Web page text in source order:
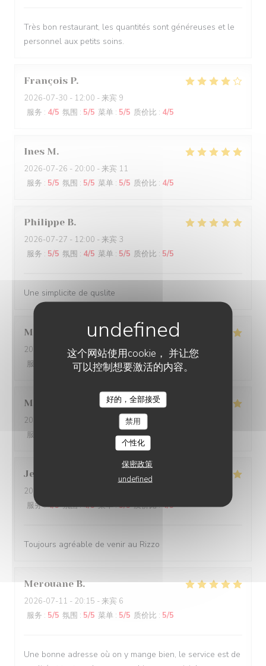
这个网站使用cookie， 并让您
可以控制想要激活的内容。
好的，全部接受
禁用
个性化
保密政策
undefined
Très bon restaurant, les quantités sont généreuses et le
personnel aux petits soins.
François P
2026-07-30 - 12:00 - 来宾 9
服务 : 4/5 氛围 : 5/5 菜单 : 5/5 质价比 : 4/5
Ines M
2026-07-26 - 20:00 - 来宾 11
服务 : 5/5 氛围 : 5/5 菜单 : 5/5 质价比 : 4/5
Philippe B
2026-07-27 - 12:00 - 来宾 3
服务 : 5/5 氛围 : 4/5 菜单 : 5/5 质价比 : 5/5
Une simplicite de quslite
Manuel
2026-07-22 - 12:15 - 来宾 2
服务
氛围:4/5 菜单:4/5 质价比:3/5
Mathilde
2026-07-13
服务
:5/5 质价比
Jean-Louis
2026-07-14
服务:4/5 氛围:4/5 菜单:5/5 质价比:4/5
Toujours agréable de venir au Rizzo
Merouane B
2026-07-11 - 20:15 - 来宾 6
服务 : 5/5 氛围 : 5/5 菜单 : 5/5 质价比 : 5/5
Une bonne adresse où on y mange bien, le service est de